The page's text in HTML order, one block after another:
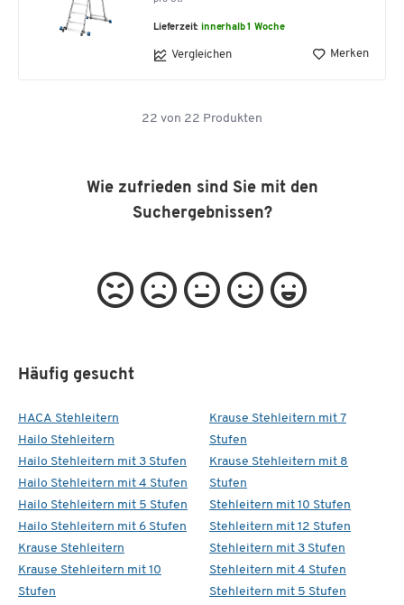
Lieferzeit:innerhalb 1 Woche
Vergleichen Merken
22 von 22 Produkten
Wie zufrieden sind Sie mit den
Suchergebnissen?
Häufig gesucht
HACA Stehleitern
Hailo Stehleitern
Hailo Stehleitern mit 3 Stufen
Hailo Stehleitern mit 4 Stufen
Hailo Stehleitern mit 5 Stufen
Hailo Stehleitern mit 6 Stufen
Krause Stehleitern
Krause Stehleitern mit 10
Stufen
Krause Stehleitern mit 7
Stufen
Krause Stehleitern mit 8
Stufen
Stehleitern mit 10 Stufen
Stehleitern mit 12 Stufen
Stehleitern mit 3 Stufen
Stehleitern mit 4 Stufen
Stehleitern mit 5 Stufen